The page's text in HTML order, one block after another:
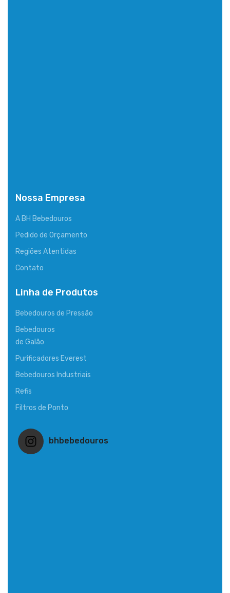
Nossa Empresa
A BH Bebedouros
Pedido de Orçamento
Regiões Atentidas
Contato
Linha de Produtos
Bebedouros de Pressão
Bebedouros
de Galão
Purificadores Everest
Bebedouros Industriais
Refis
Filtros de Ponto
bhbebedouros